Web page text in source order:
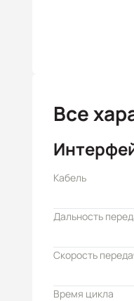
Все
Кабель
Дальность
Скорость
Время цикла